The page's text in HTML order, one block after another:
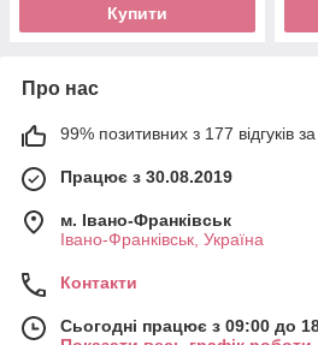
Купити
Про нас
99% позитивних з 177 відгуків за
Працює з 30.08.2019
м. Івано-Франківськ
Івано-Франківськ, Україна
Контакти
Сьогодні працює з 09:00 до